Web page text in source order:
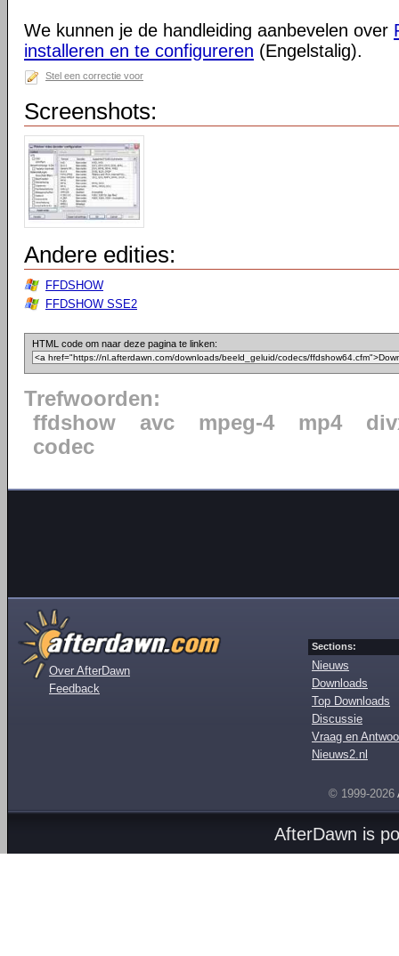
We kunnen je de handleiding aanbevelen over
installeren en te configureren (Engelstalig).
Stel een correctie voor
Screenshots:
Andere edities:
FFDSHOW
FFDSHOW SSE2
HTML code om naar deze pagina te linken:
Trefwoorden:
ffdshow
avc mpeg-4 mp4
codec
Over AfterDawn
Feedback
Sections:
Nieuws
Downloads
Top Downloads
Discussie
Vraag en
Nieuws2.nl
© 1999-2026
AfterDawn is